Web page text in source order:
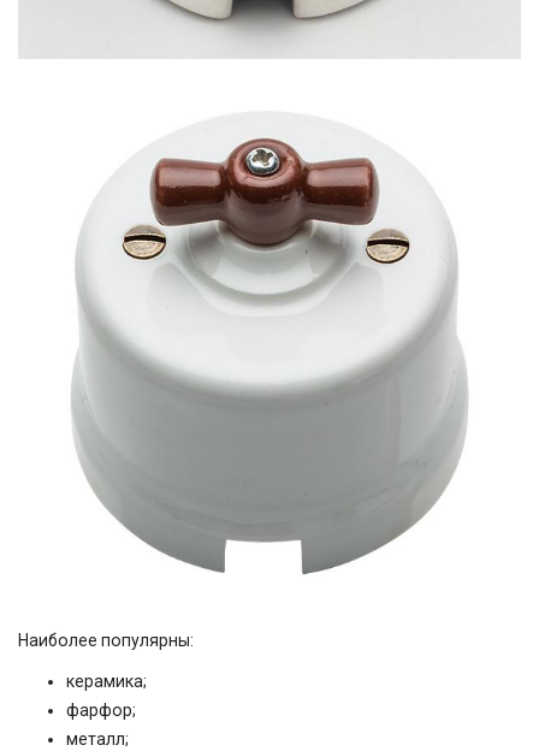
Наиболее популярны:
керамика;
фарфор;
металл;